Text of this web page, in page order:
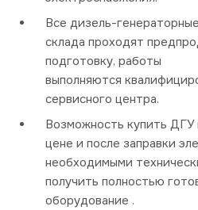
Все дизель-
склада проходят
подготовку, работы
выполняются
сервисного центра.
Возможность купить ДГУ
цене и после заправки
необходимыми
получить полностью
оборудование .